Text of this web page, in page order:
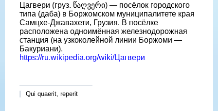
Цагвери (груз. წაღვერი) — посёлок городского
типа (даба) в Боржомском муниципалитете края
Самцхе-Джавахети, Грузия. В посёлке
расположена одноимённая железнодорожная
станция (на узкоколейной линии Боржоми —
Бакуриани).
https://ru.wikipedia.org/wiki/Цагвери
Qui quaerit, reperit